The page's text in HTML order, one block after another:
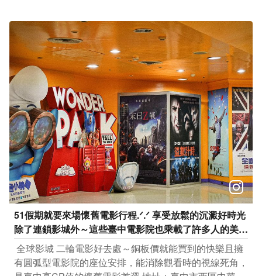
外踏青
51假期就要來場懷舊電影行程.ᐟ.ᐟ 享受放鬆的沉澱好時光
除了連鎖影城外～這些臺中電影院也乘載了許多人的美好
回憶
‌ 全球影城 二輪電影好去處～銅板價就能買到的快樂且擁
有圓弧型電影院的座位安排，能消除觀看時的視線死角，